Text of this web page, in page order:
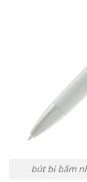
bút bi bấm